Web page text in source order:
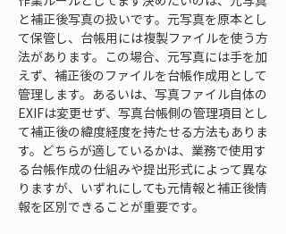
と補正後写真の扱いです。元写真を原本とし
て保管し、台帳用には複製ファイルを使う方
法があります。この場合、元写真には手を加
えず、補正後のファイルを台帳作成用として
管理します。あるいは、写真ファイル自体の
EXIFは変更せず、写真台帳側の管理項目とし
て補正後の緯度経度を持たせる方法もありま
す。どちらが適しているかは、業務で使用す
る台帳作成の仕組みや提出形式によって異な
りますが、いずれにしても元情報と補正後情
報を区別できることが重要です。